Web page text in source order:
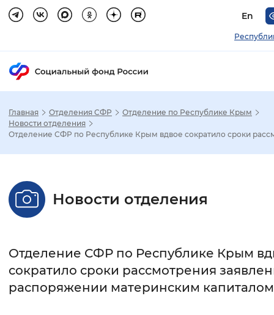
En
Настройка режима отображения
Стандартный Увеличенный
Интервал между буквами
Главная Отделения СФР
Отделение по Республике Крым
Новости отделения
Отделение СФР по Республике Крым вдвое сократило сроки
Новости отделения
Отделение СФР по Республике Крым
сократило сроки рассмотрения
распоряжении материнским капиталом